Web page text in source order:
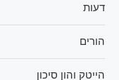
דעות
הורים
הייטק והון סיכון